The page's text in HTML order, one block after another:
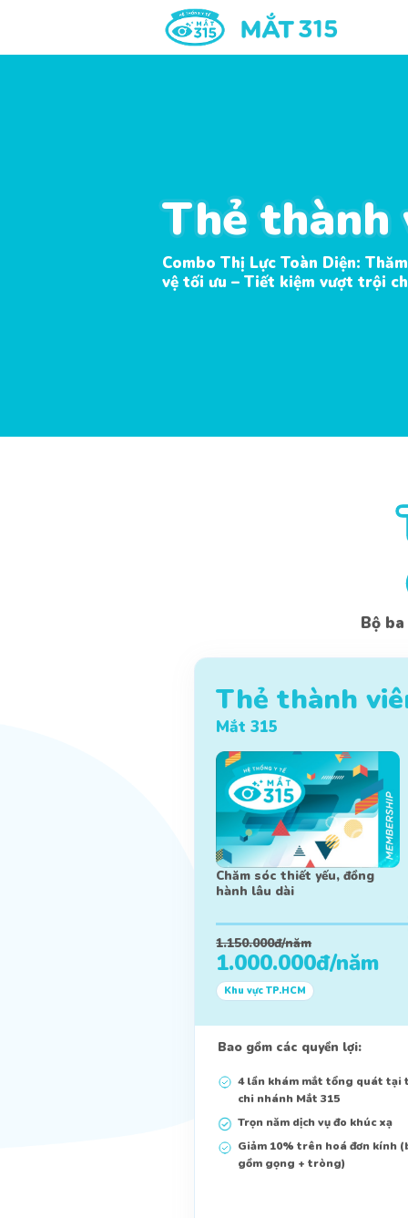
Thẻ thành
Thẻ thành
Combo Thị Lực Toàn Diện:
vệ tối ưu – Tiết kiệm vượt trội
Bộ
Thẻ thành
Mắt 315
Chăm sóc thiết yếu, đồng
hành lâu dài
1.150.000đ/năm
1.000.000đ/năm
Khu vực TP.HCM
Bao gồm các quyền lợi:
4 lần khám mắt tổng quát tại
chi nhánh Mắt 315
Trọn năm dịch vụ đo khúc xạ
Giảm 10% trên hoá đơn kính
gồm gọng + tròng)